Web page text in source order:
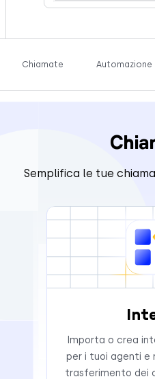
Chiamate Automazione
Semplifica le tue
Importa o crea
per i tuoi agenti e
trasferimento dei